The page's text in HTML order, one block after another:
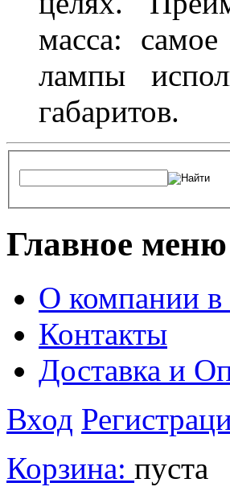
масса:
лампы
габаритов.
Главное меню
О компании в
Контакты
Доставка и
Вход
Корзина: пуста